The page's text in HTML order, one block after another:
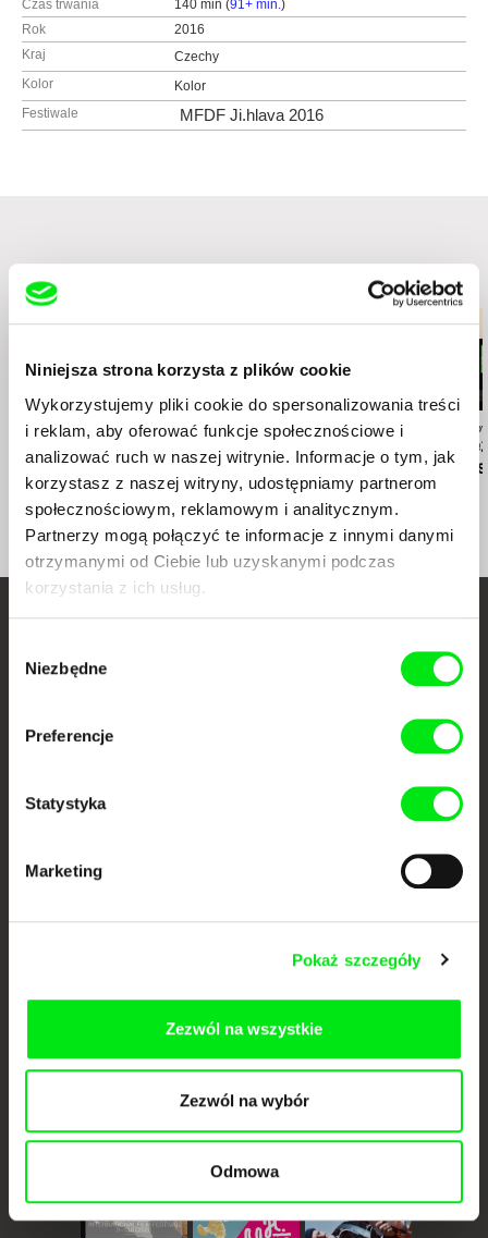
Niniejsza strona korzysta z plików cookie
Wykorzystujemy pliki cookie do spersonalizowania treści
i reklam, aby oferować funkcje społecznościowe i
analizować ruch w naszej witrynie. Informacje o tym, jak
korzystasz z naszej witryny, udostępniamy partnerom
społecznościowym, reklamowym i analitycznym.
Partnerzy mogą połączyć te informacje z innymi danymi
otrzymanymi od Ciebie lub uzyskanymi podczas
korzystania z ich usług.
zgody
Niezbędne
Preferencje
Statystyka
Marketing
Pokaż szczegóły
Zezwól na wszystkie
Zezwól na wybór
Odmowa
Czas trwania
140 min (91+ min.)
Rok
2016
Kraj
Czechy
Kolor
Kolor
Festiwale
MFDF Ji.hlava 2016
Podobne filmy (8)
Wojciech Staroń
Ji.hlava prezentuje:
Masterclass Wojciecha
Staronia
Claire Simon
Visions du Réel
prezentuje:
Masterclass - Claire
Simon
Helena
DAFilms
Masterclass
Třeštíkovej
Portal DAFilms.pl powstał w wyniku inicjatywy Doc Alliance, kreatywnej
jest przesuwać granice filmu dokumentalnego, wspierać jego
różnorodność i promować wartościowe autorskie filmy.
Doclisboa
Millennium Docs
Against Gravity